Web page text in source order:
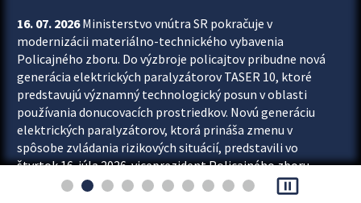
16. 07. 2026Ministerstvo vnútra SR pokračuje v
modernizácii materiálno-technického vybavenia
Policajného zboru. Do výzbroje policajtov pribudne nová
generácia elektrických paralyzátorov TASER 10, ktoré
predstavujú významný technologický posun v oblasti
používania donucovacích prostriedkov. Novú generáciu
elektrických paralyzátorov, ktorá prináša zmenu v
spôsobe zvládania rizikových situácií, predstavili vo
štvrtok 16. júla 2026 viceprezident Policajného zboru
Rastislav Polakovič a riaditeľ odboru výcviku...
pause_presentation